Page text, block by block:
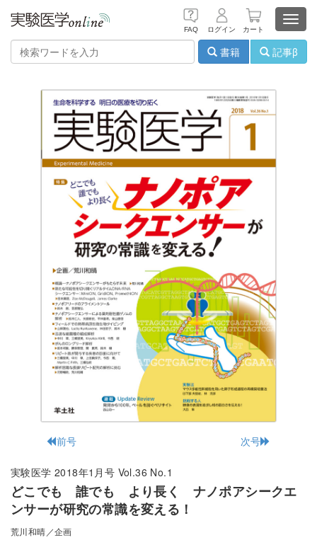
FAQ ログイン カート
書籍
記事β
前号 次号
実験医学 2018年1月号 Vol.36 No.1
どこでも 誰でも より長く ナノポアシークエ
ンサーが研究の常識を変える！
荒川和晴／企画